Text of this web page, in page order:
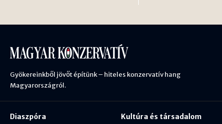
Gyökereinkből jövőt építünk – hiteles konzervatív hang
Magyarországról.
Diaszpóra
Kultúra és társadalom